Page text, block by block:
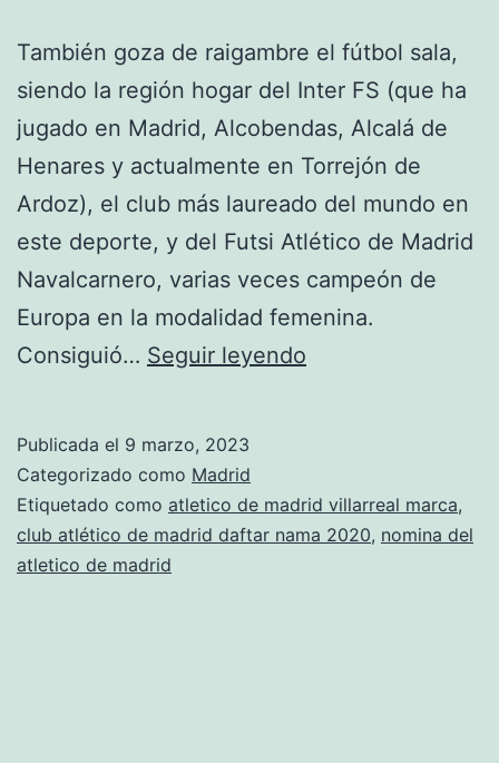
También goza de raigambre el fútbol sala,
siendo la región hogar del Inter FS (que ha
jugado en Madrid, Alcobendas, Alcalá de
Henares y actualmente en Torrejón de
Ardoz), el club más laureado del mundo en
este deporte, y del Futsi Atlético de Madrid
Navalcarnero, varias veces campeón de
Europa en la modalidad femenina.
Consiguió… Seguir leyendo
de
madrid
Publicada el 9 marzo, 2023
Categorizado como Madrid
Etiquetado como atletico de madrid villarreal marca,
club atlético de madrid daftar nama 2020, nomina del
atletico de madrid